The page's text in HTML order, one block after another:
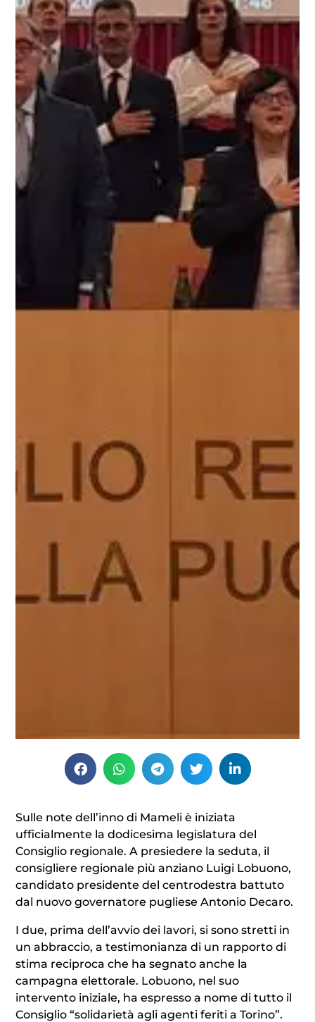
Sulle note dell’inno di Mameli è iniziata
ufficialmente la dodicesima legislatura del
Consiglio regionale. A presiedere la seduta, il
consigliere regionale più anziano Luigi Lobuono,
candidato presidente del centrodestra battuto
dal nuovo governatore pugliese Antonio Decaro.
I due, prima dell’avvio dei lavori, si sono stretti in
un abbraccio, a testimonianza di un rapporto di
stima reciproca che ha segnato anche la
campagna elettorale. Lobuono, nel suo
intervento iniziale, ha espresso a nome di tutto il
Consiglio “solidarietà agli agenti feriti a Torino”.